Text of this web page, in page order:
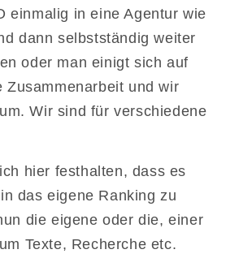
einmalig in eine Agentur wie
dann selbstständig weiter
oder man einigt sich auf
Zusammenarbeit und wir
Wir sind für verschiedene
hier festhalten, dass es
das eigene Ranking zu
die eigene oder die, einer
Texte, Recherche etc.